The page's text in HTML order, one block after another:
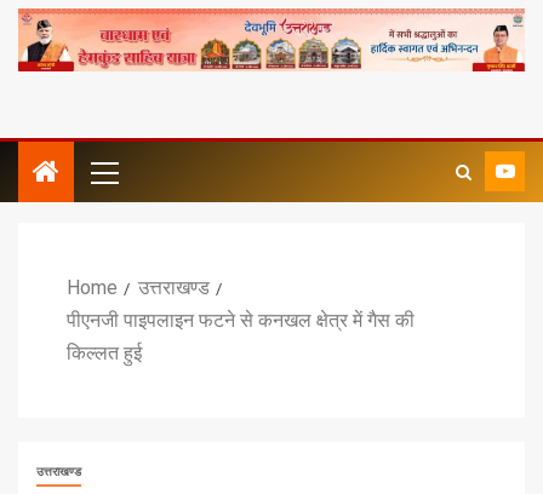
Home
उत्तराखण्ड
पीएनजी पाइपलाइन फटने से कनखल क्षेत्र में गैस की
किल्लत हुई
उत्तराखण्ड